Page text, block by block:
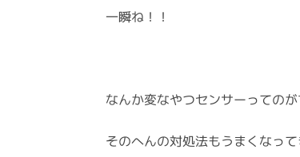
一瞬ね！！
なんか変なやつセンサーっての
そのへんの対処法もうまくなって